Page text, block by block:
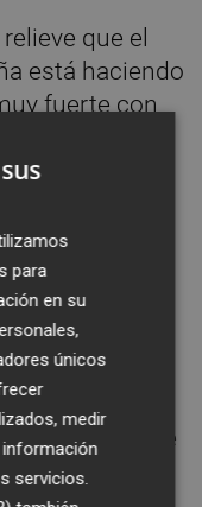
que el
está haciendo
fuerte con
"Y esto es
todos los
al alza
el 2024,
subrayado.
los
de trabajo
durante la
Europea sobre
Seguridad
para
en su
únicos
medir
servicios.